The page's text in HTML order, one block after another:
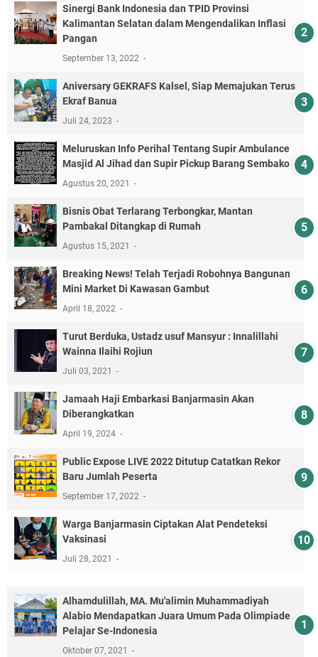
Sinergi Bank Indonesia dan TPID Provinsi
Kalimantan Selatan dalam Mengendalikan Inflasi
Pangan
September 13, 2022
Aniversary GEKRAFS Kalsel, Siap Memajukan Terus
Ekraf Banua
Juli 24, 2023
Meluruskan Info Perihal Tentang Supir Ambulance
Masjid Al Jihad dan Supir Pickup Barang Sembako
Agustus 20, 2021
Bisnis Obat Terlarang Terbongkar, Mantan
Pambakal Ditangkap di Rumah
Agustus 15, 2021
Breaking News! Telah Terjadi Robohnya Bangunan
Mini Market Di Kawasan Gambut
April 18, 2022
Turut Berduka, Ustadz usuf Mansyur : Innalillahi
Wainna Ilaihi Rojiun
Juli 03, 2021
Jamaah Haji Embarkasi Banjarmasin Akan
Diberangkatkan
April 19, 2024
Public Expose LIVE 2022 Ditutup Catatkan Rekor
Baru Jumlah Peserta
September 17, 2022
Warga Banjarmasin Ciptakan Alat Pendeteksi
Vaksinasi
Juli 28, 2021
Alhamdulillah, MA. Mu'alimin Muhammadiyah
Alabio Mendapatkan Juara Umum Pada Olimpiade
Pelajar Se-Indonesia
Oktober 07, 2021